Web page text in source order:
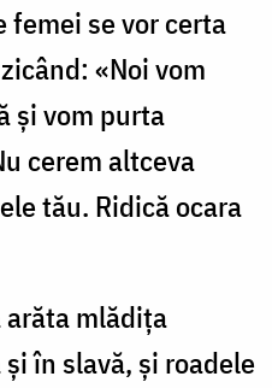
femei se vor certa
«Noi vom
şi vom purta
cerem altceva
tău. Ridică ocara
arăta mlădiţa
în slavă, şi roadele